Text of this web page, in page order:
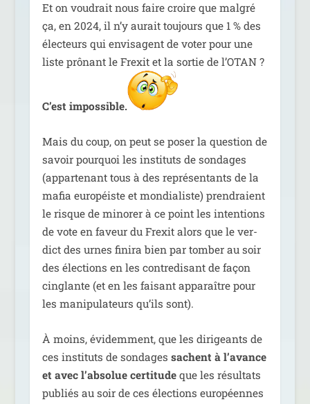
Et on vou­drait nous faire croire que mal­gré
ça, en 2024, il n’y aurait tou­jours que 1 % des
élec­teurs qui envi­sagent de voter pour une
liste prô­nant le Frexit et la sor­tie de l’OTAN ?
C’est impos­sible.
Mais du coup, on peut se poser la ques­tion de
savoir pour­quoi les ins­ti­tuts de son­dages
(appar­te­nant tous à des repré­sen­tants de la
mafia euro­péiste et mon­dia­liste) pren­draient
le risque de mino­rer à ce point les inten­tions
de vote en faveur du Frexit alors que le ver­
dict des urnes fini­ra bien par tom­ber au soir
des élec­tions en les contre­di­sant de façon
cin­glante (et en les fai­sant appa­raître pour
les mani­pu­la­teurs qu’ils sont).
À moins, évi­dem­ment, que les diri­geants de
ces ins­ti­tuts de son­dages sachent à l’a­vance
et avec l’ab­so­lue cer­ti­tudeque les résul­tats
publiés au soir de ces élec­tions euro­péennes